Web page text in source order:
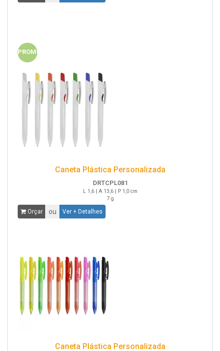
PROMO
Caneta Plástica Personalizada
DRTCPL081
L 1,6 | A 13,6 | P 1,0 cm
7 g
Orçar ou Ver + Detalhes
Caneta Plástica Personalizada